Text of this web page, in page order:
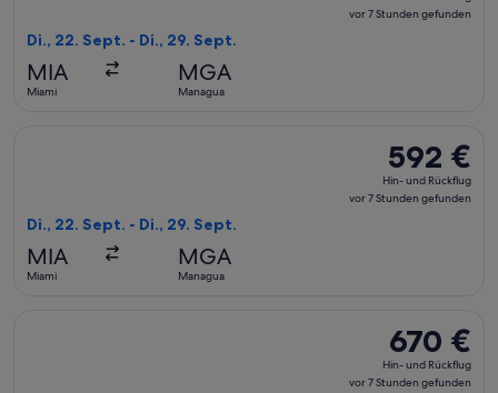
und
vor 7 Stunden gefunden
Di., 22. Sept. - Di., 29. Sept.
MIA
Miami
MGA
Managua
592 €
Hin-
und
592 €
Hin- und Rückflug
vor 7 Stunden gefunden
Di., 22. Sept. - Di., 29. Sept.
MIA
Miami
MGA
Managua
670 €
Hin-
und
670 €
Hin- und Rückflug
vor 7 Stunden gefunden